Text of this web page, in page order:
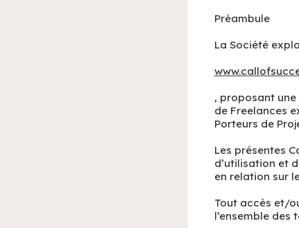
Préambule
La Société
, proposant une
de Freelances
Porteurs de
Les présentes
d’utilisation et
en relation sur
Tout accès et/
l’ensemble des